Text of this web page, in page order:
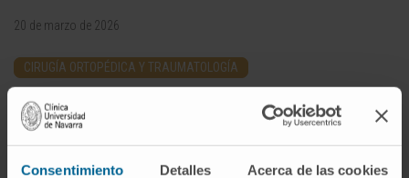
Consentimiento Detalles Acerca de las cookies
20 de marzo de 2026
CIRUGÍA ORTOPÉDICA Y TRAUMATOLOGÍA
ElDr. Andrés Valentí (Pamplona, 1979)ha sido
nombrado directordelDepartamento de